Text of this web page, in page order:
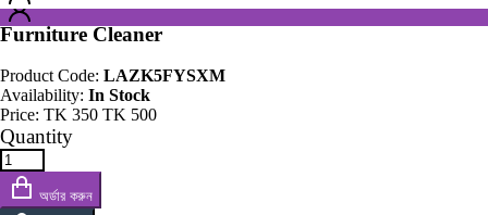
Furniture Cleaner
Product Code: LAZK5FYSXM
Availability: In Stock
Price: TK 350 TK 500
Quantity
অর্ডার করুন